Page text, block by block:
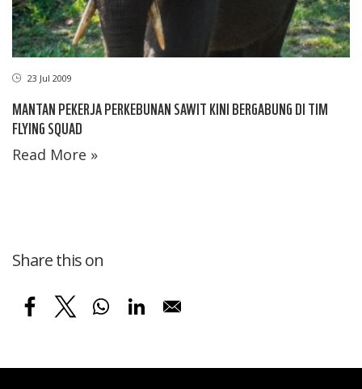
23 Jul 2009
MANTAN PEKERJA PERKEBUNAN SAWIT KINI BERGABUNG DI TIM
FLYING SQUAD
Read More »
Share this on